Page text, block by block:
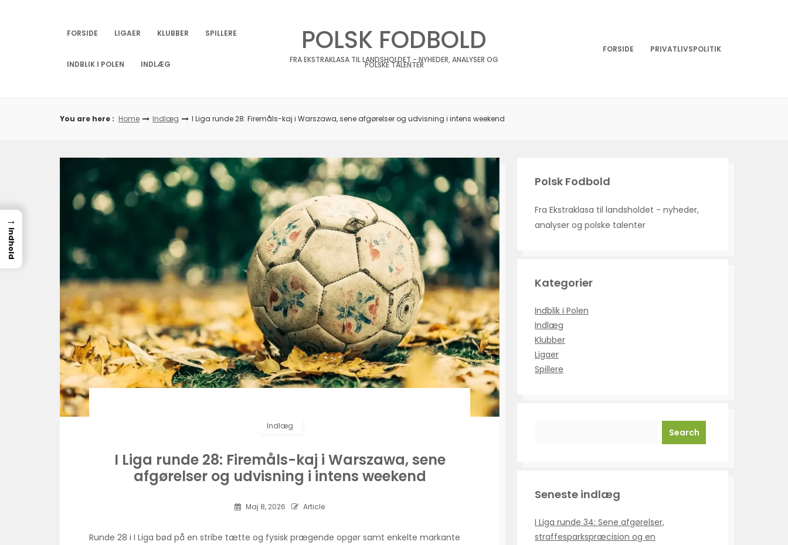
FORSIDE LIGAER KLUBBER SPILLERE
INDBLIK I POLEN INDLÆG
POLSK FODBOLD
FRA EKSTRAKLASA TIL LANDSHOLDET - NYHEDER, ANALYSER OG
POLSKE TALENTER
FORSIDE PRIVATLIVSPOLITIK
You are here : Home Indlæg I Liga runde 28: Firemåls-kaj i Warszawa, sene afgørelser og udvisning i intens weekend
Indlæg
I Liga runde 28: Firemåls-kaj i Warszawa, sene
afgørelser og udvisning i intens weekend
Maj 8, 2026 Article
Runde 28 i I Liga bød på en stribe tætte og fysisk prægende opgør samt enkelte markante
Polsk Fodbold
Fra Ekstraklasa til landsholdet - nyheder,
analyser og polske talenter
Kategorier
Indblik i Polen
Indlæg
Klubber
Ligaer
Spillere
Seneste indlæg
I Liga runde 34: Sene afgørelser,
straffesparkspræcision og en
→
Indhold